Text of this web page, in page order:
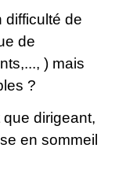
difficulté de
de
) mais
?
dirigeant,
en sommeil